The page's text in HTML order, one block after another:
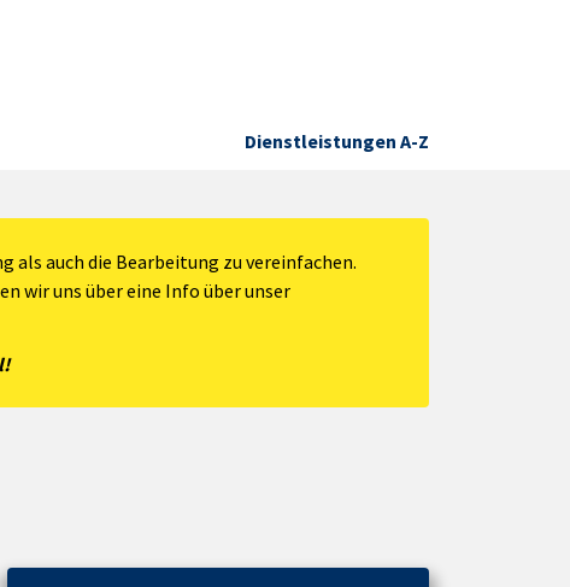
Dienstleistungen A-Z
auch die Bearbeitung zu vereinfachen.
wir uns über eine Info über unser